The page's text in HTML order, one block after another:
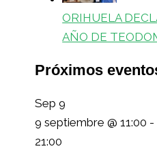
ORIHUELA
AÑO DE
Próximos
Sep9
9 septiembre @ 11:00 -
21:00